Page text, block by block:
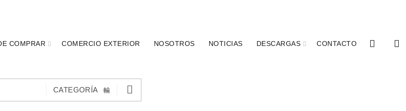
COMPRAR COMERCIO EXTERIOR NOSOTROS NOTICIAS DESCARGAS CONTACTO
CATEGORÍA